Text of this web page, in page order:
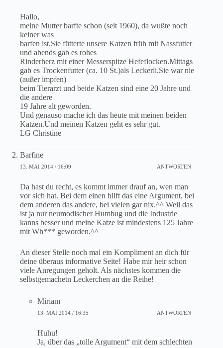
Hallo,
meine Mutter barfte schon (seit 1960), da wußte noch
keiner was
barfen ist.Sie fütterte unsere Katzen früh mit Nassfutter
und abends gab es rohes
Rinderherz mit einer Messerspitze Hefeflocken.Mittags
gab es Trockenfutter (ca. 10 St.)als Leckerli.Sie war nie
(außer impfen)
beim Tierarzt und beide Katzen sind eine 20 Jahre und
die andere
19 Jahre alt geworden.
Und genauso mache ich das heute mit meinen beiden
Katzen.Und meinen Katzen geht es sehr gut.
LG Christine
Barfine
13. MAI 2014 / 16:09 ANTWORTEN
Da hast du recht, es kommt immer drauf an, wen man
vor sich hat. Bei dem einen hilft das eine Argument, bei
dem anderen das andere, bei vielen gar nix.^^ Weil das
ist ja nur neumodischer Humbug und die Industrie
kanns besser und meine Katze ist mindestens 125 Jahre
mit Wh*** geworden.^^
An dieser Stelle noch mal ein Kompliment an dich für
deine überaus informative Seite! Habe mir heir schon
viele Anregungen geholt. Als nächstes kommen die
selbstgemachetn Leckerchen an die Reihe!
Miriam
13. MAI 2014 / 16:35 ANTWORTEN
Huhu!
Ja, über das „tolle Argument“ mit dem schlechten